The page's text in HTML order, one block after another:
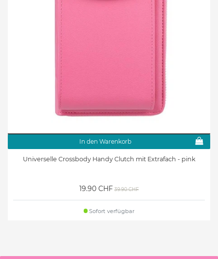
In den Warenkorb
Universelle Crossbody Handy Clutch mit Extrafach - pink
19.90 CHF 39.90 CHF
Sofort verfügbar